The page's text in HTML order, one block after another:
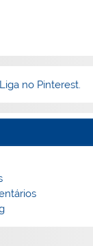
no Pinterest.